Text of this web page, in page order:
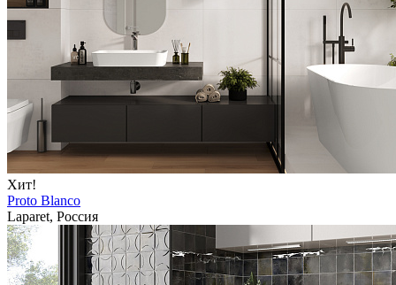
Хит!
Proto Blanco
Laparet, Россия